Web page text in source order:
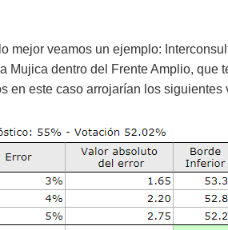
mejor veamos un ejemplo:
Mujica dentro del Frente Amplio, que
en este caso arrojarían los siguientes